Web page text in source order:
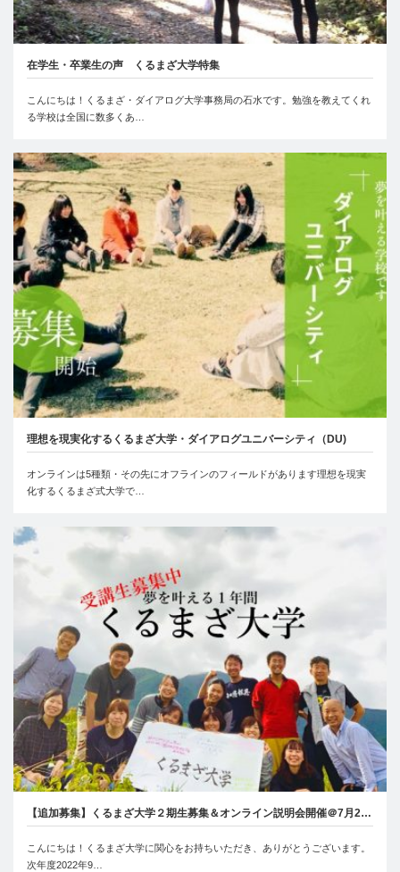
在学生・卒業生の声 くるまざ大学特集
こんにちは！くるまざ・ダイアログ大学事務局の石水です。勉強を教えてくれ
る学校は全国に数多くあ…
理想を現実化するくるまざ大学・ダイアログユニバーシティ（DU)
オンラインは5種類・その先にオフラインのフィールドがあります理想を現実
化するくるまざ式大学で…
【追加募集】くるまざ大学２期生募集＆オンライン説明会開催＠7月2…
こんにちは！くるまざ大学に関心をお持ちいただき、ありがとうございます。
次年度2022年9…